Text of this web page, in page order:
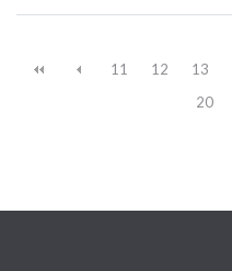
11 12 13
20